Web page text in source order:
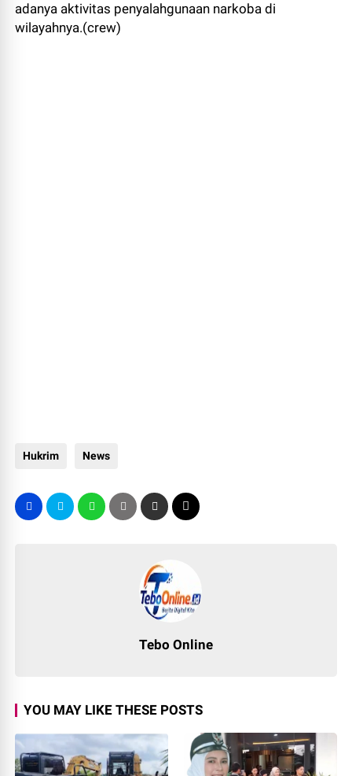
adanya aktivitas penyalahgunaan narkoba di
wilayahnya.(crew)
Hukrim News
Tebo Online
YOU MAY LIKE THESE POSTS